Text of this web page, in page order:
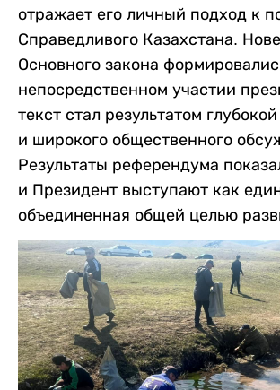
отражает его личный подход к
Справедливого Казахстана.
Основного закона
непосредственном участии
текст стал результатом
и широкого общественного
Результаты референдума
и Президент выступают как
объединенная общей целью